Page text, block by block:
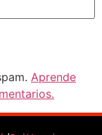
Aprende